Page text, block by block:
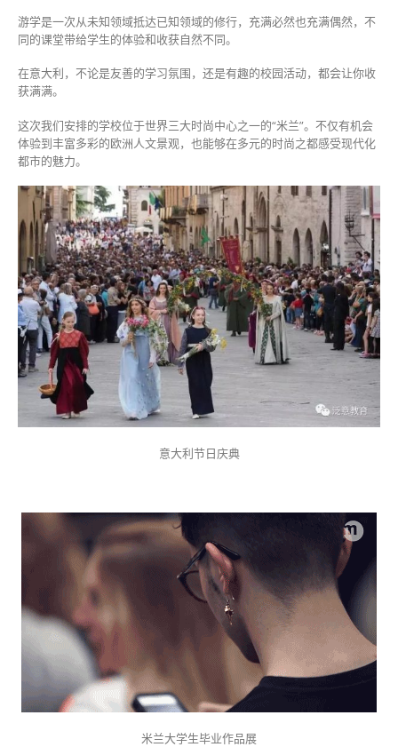
游学是一次从未知领域抵达已知领域的修行，充满必然也充满偶然，不
同的课堂带给学生的体验和收获自然不同。
在意大利，不论是友善的学习氛围，还是有趣的校园活动，都会让你收
获满满。
这次我们安排的学校位于世界三大时尚中心之一的“米兰”。不仅有机会
体验到丰富多彩的欧洲人文景观，也能够在多元的时尚之都感受现代化
都市的魅力。
意大利节日庆典
米兰大学生毕业作品展